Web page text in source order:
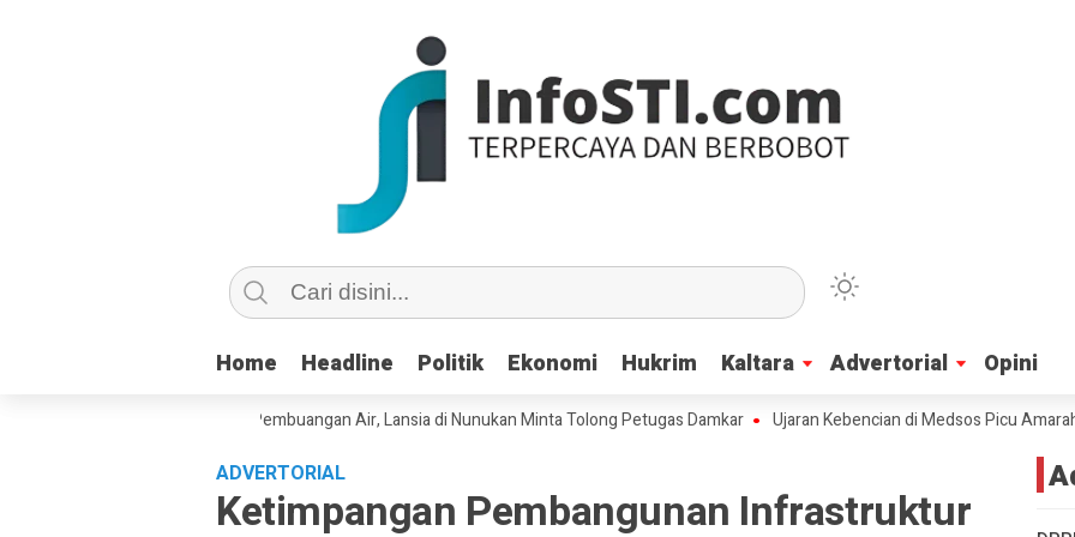
Home Headline Politik Ekonomi Hukrim Kaltara Advertorial Opini
Home Headline Politik Ekonomi Hukrim Kaltara Advertorial Opini
dan Masuk Saluran Pipa Pembuangan Air, Lansia di Nunukan Minta Tolong Petugas Damkar Ujaran Kebencian di Medsos Picu Amarah Suku
ADVERTORIAL
Ketimpangan Pembangunan Infrastruktur